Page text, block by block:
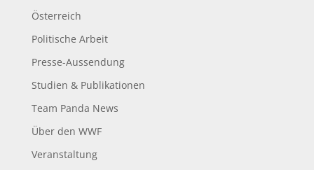
Österreich
Politische Arbeit
Presse-Aussendung
Studien & Publikationen
Team Panda News
Über den WWF
Veranstaltung